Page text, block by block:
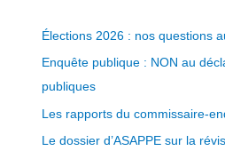
Élections 2026 : nos questions
Enquête publique : NON au
publiques
Les rapports du commissaire-
Le dossier d’ASAPPE sur la